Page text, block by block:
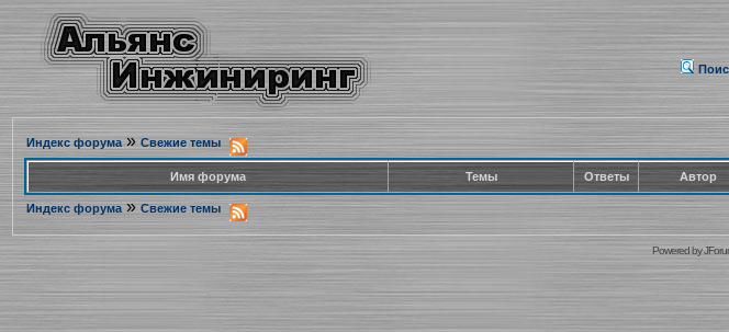
Индекс форума» Свежие темы
Имя форума Темы Ответы Автор
Индекс форума » Свежие темы
Powered by